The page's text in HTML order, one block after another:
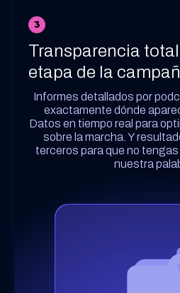
3
Transparencia
etapa de la
Informes detallados por
exactamente dónde
Datos en tiempo real para
sobre la marcha. Y
terceros para que no
nuestra